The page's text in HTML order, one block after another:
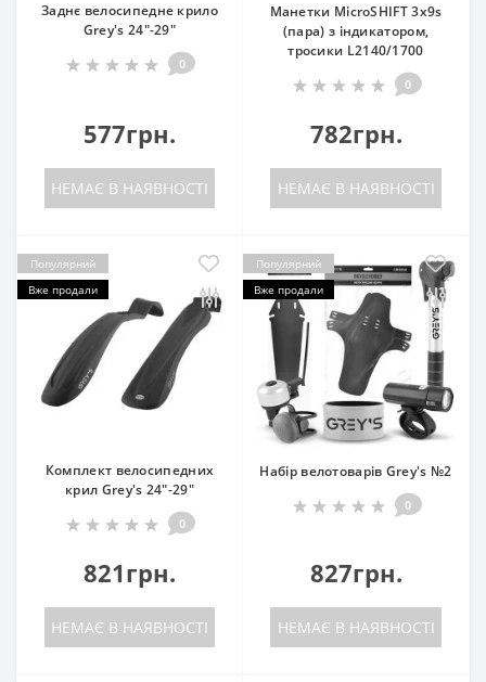
Заднє велосипедне крило
Grey's 24"-29"
0
577грн.
НЕМАЄ В НАЯВНОСТІ
Манетки MicroSHIFT 3x9s
(пара) з індикатором,
тросики L2140/1700
0
782грн.
НЕМАЄ В НАЯВНОСТІ
Популярний
Вже продали
Комплект велосипедних
крил Grey's 24"-29"
0
821грн.
НЕМАЄ В НАЯВНОСТІ
Популярний
Вже продали
Набір велотоварів Grey's №2
0
827грн.
НЕМАЄ В НАЯВНОСТІ